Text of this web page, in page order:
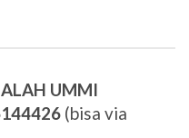
UMMI
(bisa via